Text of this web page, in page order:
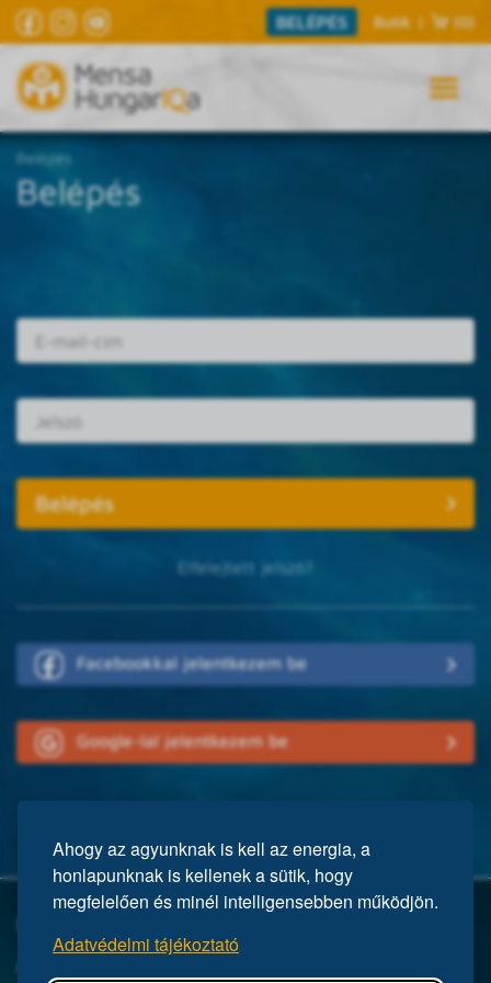
Ahogy az agyunknak is kell az energia, a
honlapunknak is kellenek a sütik, hogy
megfelelően és minél intelligensebben működjön.
Adatvédelmi tájékoztató
BELÉPÉS Butik | (0)
Belépés
Belépés
Elfelejtett jelszó?
Facebookkal jelentkezem be
Google-lal jelentkezem be
A Mensa egy nemzetközi egyesület, közel 150 ezer taggal a világ